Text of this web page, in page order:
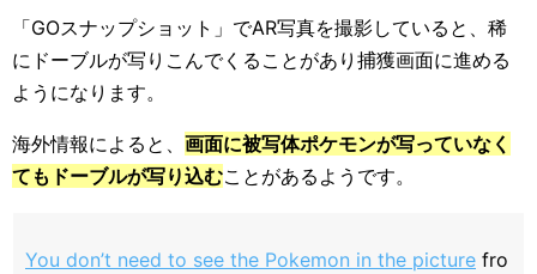
「GOスナップショット」でAR写真を撮影していると、稀
にドーブルが写りこんでくることがあり捕獲画面に進める
ようになります。
海外情報によると、 画面に被写体ポケモンが写っていなく
てもドーブルが写り込むことがあるようです。
You don’t need to see the Pokemon in the picture fro